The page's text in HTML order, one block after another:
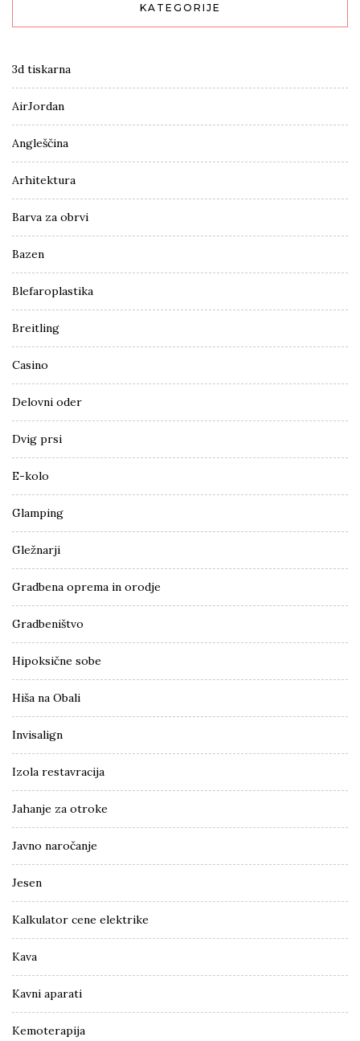
KATEGORIJE
3d tiskarna
AirJordan
Angleščina
Arhitektura
Barva za obrvi
Bazen
Blefaroplastika
Breitling
Casino
Delovni oder
Dvig prsi
E-kolo
Glamping
Gležnarji
Gradbena oprema in orodje
Gradbeništvo
Hipoksične sobe
Hiša na Obali
Invisalign
Izola restavracija
Jahanje za otroke
Javno naročanje
Jesen
Kalkulator cene elektrike
Kava
Kavni aparati
Kemoterapija